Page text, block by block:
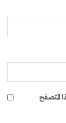
المتصفح